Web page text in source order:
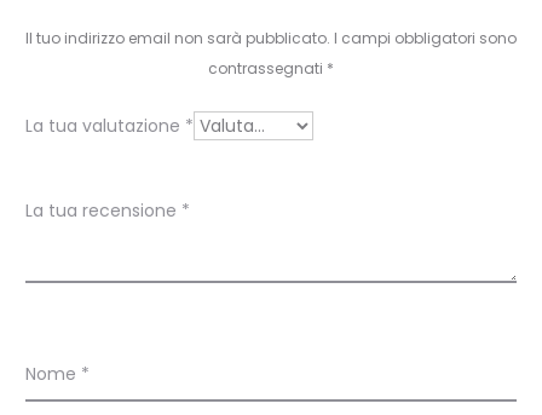
e
s
o
Il tuo indirizzo email non sarà pubblicato. I campi obbligatori sono
contrassegnati *
La tua valutazione *
La tua recensione *
Nome *